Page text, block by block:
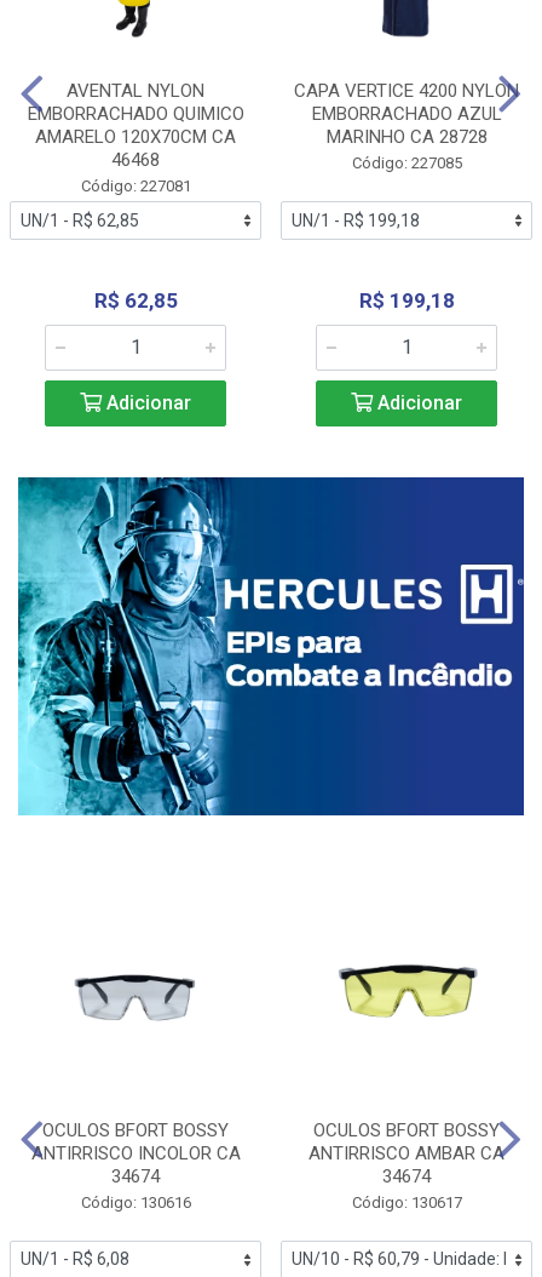
AVENTAL NYLON
EMBORRACHADO QUIMICO
AMARELO 120X70CM CA
46468
Código: 227081
R$ 62,85
Adicionar
CAPA VERTICE 4200 NYLON
EMBORRACHADO AZUL
MARINHO CA 28728
Código: 227085
R$ 199,18
Adicionar
OCULOS BFORT BOSSY
ANTIRRISCO INCOLOR CA
34674
Código: 130616
OCULOS BFORT BOSSY
ANTIRRISCO AMBAR CA
34674
Código: 130617